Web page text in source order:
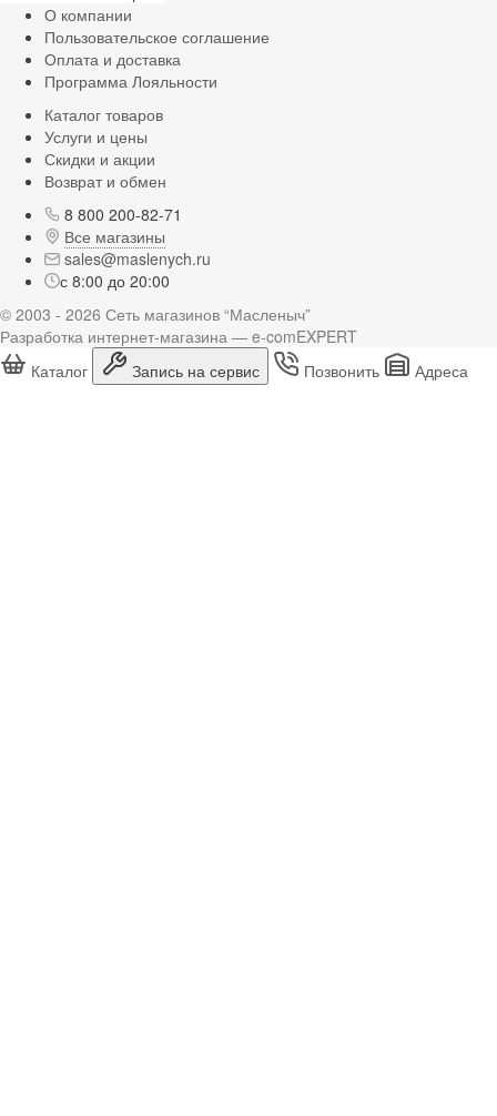
О компании
Пользовательское соглашение
Оплата и доставка
Программа Лояльности
Каталог товаров
Услуги и цены
Скидки и акции
Возврат и обмен
8 800 200-82-71
Все магазины
sales@maslenych.ru
с 8:00 до 20:00
© 2003 - 2026 Сеть магазинов “Масленыч”
Разработка интернет-магазина — e-comEXPERT
Каталог
Запись на сервис Позвонить Адреса